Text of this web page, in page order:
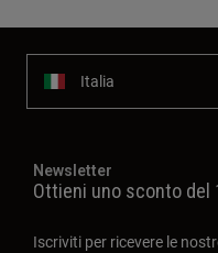
Italia
Newsletter
Ottieni uno sconto del
Iscriviti per ricevere le